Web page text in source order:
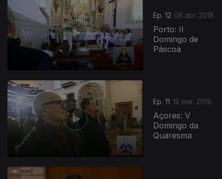
Ep. 12 08 abr. 2018
Porto: II
Domingo de
Páscoa
Ep. 11 18 mar. 2018
Açores: V
Domingo da
Quaresma